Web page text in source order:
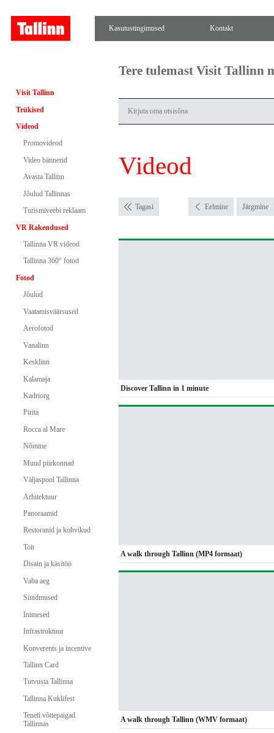
Kasutustingimused Kontakt
Visit Tallinn
Trükised
Videod
Promovideod
Video bännerid
Avasta Tallinn
Jõulud Tallinnas
Turismiveebi reklaam
VR Rakendused
Tallinna VR videod
Tallinna 360° fotod
Fotod
Jõulud
Vaatamisväärsused
Aerofotod
Vanalinn
Kesklinn
Kalamaja
Kadriorg
Pirita
Rocca al Mare
Nõmme
Muud piirkonnad
Väljaspool Tallinna
Arhitektuur
Panoraamid
Restoranid ja kohvikud
Toit
Disain ja käsitöö
Vaba aeg
Sündmused
Inimesed
Infrastruktuur
Konverents ja incentive
Tallinn Card
Tutvusta Tallinna
Tallinna Kuklifest
Teneti võttepaigad
Tallinnas
Tere tulemast Visit Tallinn
Videod
Tagasi Eelmine Järgmine
Discover Tallinn in 1 minute
A walk through Tallinn (MP4 formaat)
A walk through Tallinn (WMV formaat)